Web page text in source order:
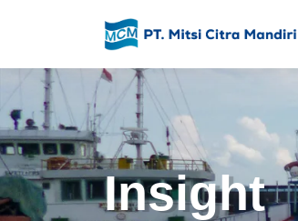
Insight